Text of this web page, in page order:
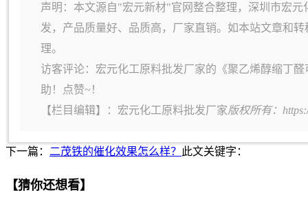
声明：本文源自"宏元新材"官网整合整理，深圳市宏
发，产品质量好、品质高，厂家直销。如本站文章和
理。
访客评论：宏元化工原料批发厂家的《聚乙烯醇缩丁
助！点赞~！
【栏目编辑】： 宏元化工原料批发厂家版权所有：
下一篇： 二茂铁的催化效果怎么样？ 此文关键字：
【猜你还想看】